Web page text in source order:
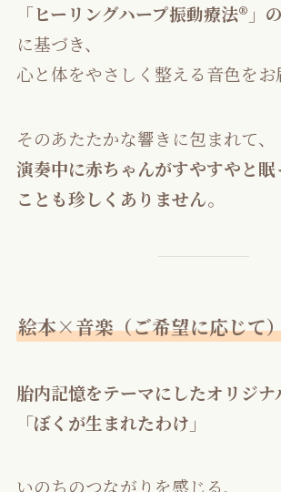
「ヒーリングハープ振動療法®️」
に基づき、
心と体をやさしく整える音色をお
そのあたたかな響きに包まれて、
演奏中に赤ちゃんがすやすやと眠
ことも珍しくありません。
絵本×音楽（ご希望に応じて
胎内記憶をテーマにしたオリジナ
「ぼくが生まれたわけ」
いのちのつながりを感じる、